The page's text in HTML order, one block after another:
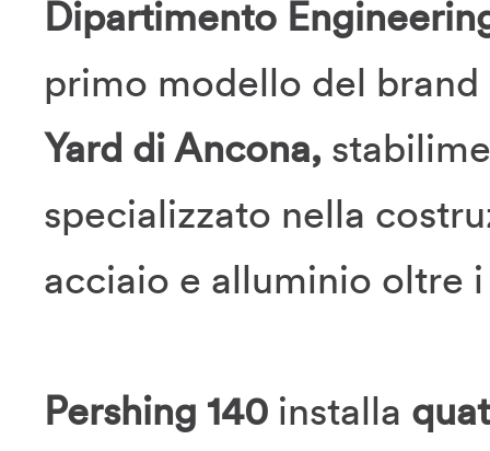
Dipartimento
primo modello del
Yard di Ancona,
specializzato nella
acciaio e alluminio oltre
Pershing 140installa